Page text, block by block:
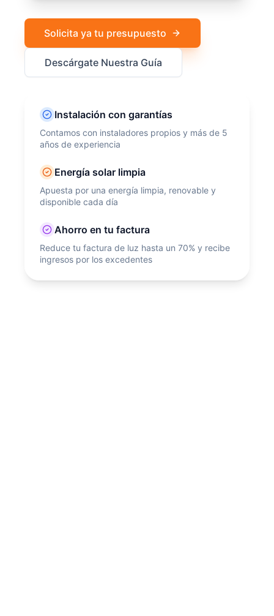
Solicita ya tu presupuesto
Descárgate Nuestra Guía
Instalación con garantías
Contamos con instaladores propios y más de 5
años de experiencia
Energía solar limpia
Apuesta por una energía limpia, renovable y
disponible cada día
Ahorro en tu factura
Reduce tu factura de luz hasta un 70% y recibe
ingresos por los excedentes